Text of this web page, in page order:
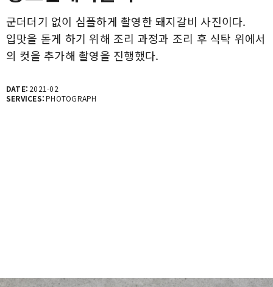
군더더기 없이 심플하게 촬영한 돼지갈비 사진이다.
입맛을 돋게 하기 위해 조리 과정과 조리 후 식탁 위에서
의 컷을 추가해 촬영을 진행했다.
DATE: 2021-02
SERVICES:PHOTOGRAPH